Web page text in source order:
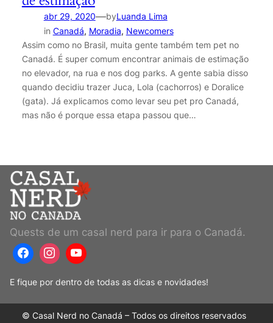
abr 29, 2020—byLuanda Lima
in Canadá, Moradia, Newcomers
Assim como no Brasil, muita gente também tem pet no
Canadá. É super comum encontrar animais de estimação
no elevador, na rua e nos dog parks. A gente sabia disso
quando decidiu trazer Juca, Lola (cachorros) e Doralice
(gata). Já explicamos como levar seu pet pro Canadá,
mas não é porque essa etapa passou que…
Quests de um casal nerd para ir para o Canadá.
E fique por dentro de todas as dicas e novidades!
© Casal Nerd no Canadá – Todos os direitos reservados